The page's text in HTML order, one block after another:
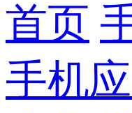
首页
手机